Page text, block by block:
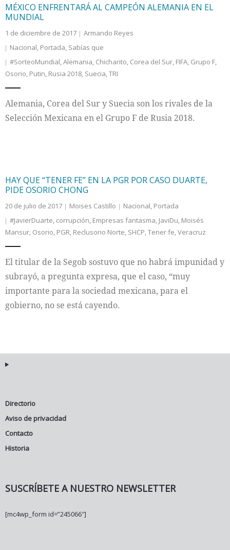
MÉXICO ENFRENTARÁ AL CAMPEÓN ALEMANIA EN EL
MUNDIAL
1 de diciembre de 2017
Armando Reyes
Nacional, Portada, Sabías que
#SorteoMundial,Alemania, Chicharito, Corea del Sur, FIFA, Grupo F,
Osorio, Putin, Rusia 2018, Suecia,TRI
Alemania, Corea del Sur y Suecia son los rivales de la
Selección Mexicana en el Grupo F de Rusia 2018.
HAY QUE “TENER FE” EN LA PGR POR CASO DUARTE,
PIDE OSORIO CHONG
20 de julio de 2017 Moises Castillo Nacional, Portada
#JavierDuarte, corrupción, Empresas fantasma, JaviDu, Moisés
Mansur, Osorio, PGR, Reclusorio Norte, SHCP,Tener fe,Veracruz
El titular de la Segob sostuvo que no habrá impunidad y
subrayó, a pregunta expresa, que el caso, “muy
importante para la sociedad mexicana, para el
gobierno, no se está cayendo.
Directorio
Aviso de privacidad
Contacto
Historia
SUSCRÍBETE A NUESTRO NEWSLETTER
[mc4wp_form id=”245066″]